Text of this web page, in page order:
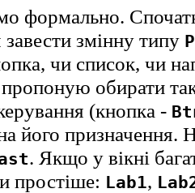
формально.
змінну типу
чи список, чи
обирати
(кнопка -
його призначення.
. Якщо у вікні
простіше: Lab1,